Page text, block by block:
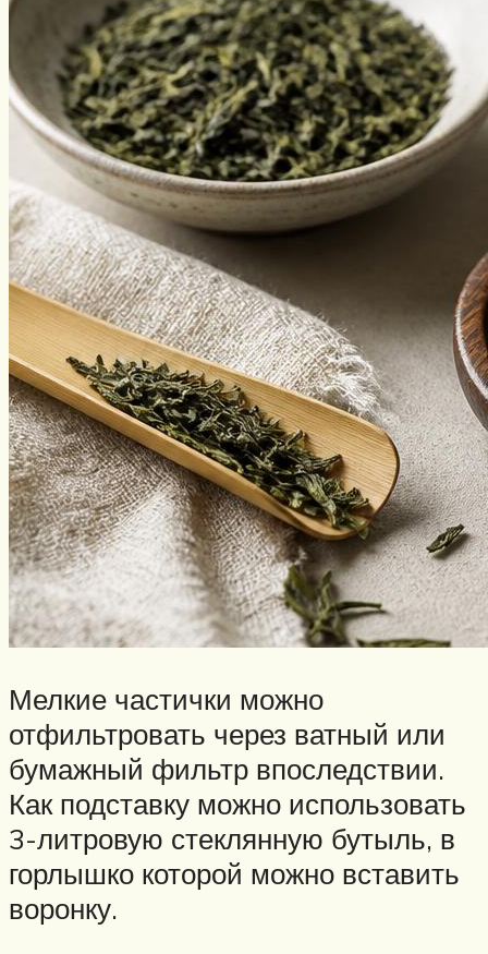
Мелкие частички можно
отфильтровать через ватный или
бумажный фильтр впоследствии.
Как подставку можно использовать
3-литровую стеклянную бутыль, в
горлышко которой можно вставить
воронку.